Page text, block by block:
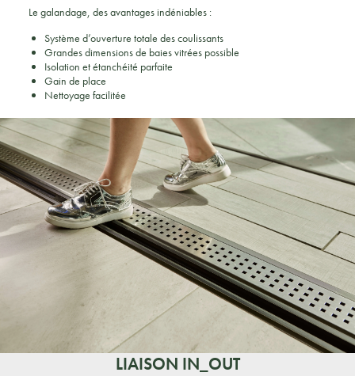
Le galandage, des avantages indéniables :
Système d’ouverture totale des coulissants
Grandes dimensions de baies vitrées possible
Isolation et étanchéité parfaite
Gain de place
Nettoyage facilitée
LIAISON IN_OUT